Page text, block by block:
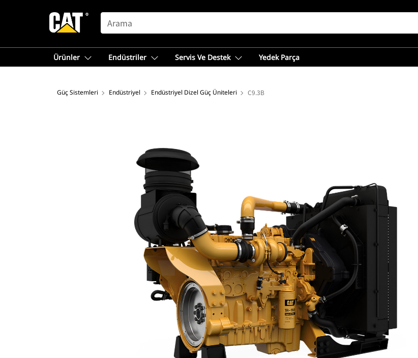
SEARCH
Ürünler Endüstriler Servis Ve Destek Yedek Parça
Güç Sistemleri Endüstriyel Endüstriyel Dizel Güç Üniteleri C9.3B